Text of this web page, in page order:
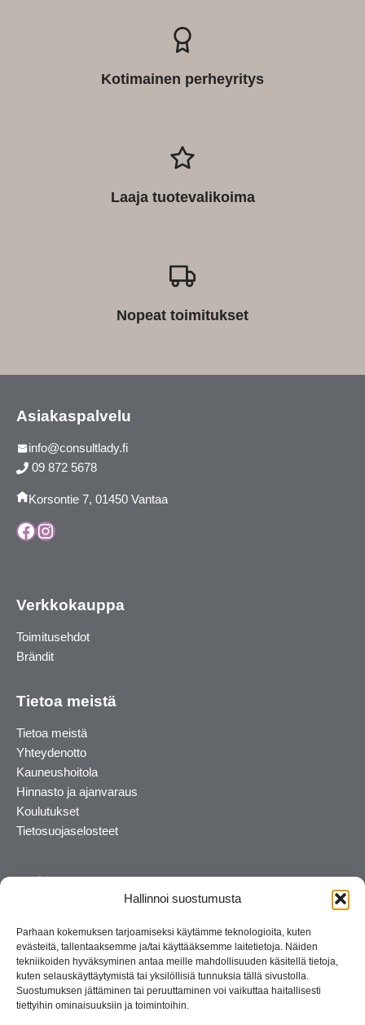
Hallinnoi suostumusta
Parhaan kokemuksen tarjoamiseksi käytämme teknologioita, kuten
evästeitä, tallentaaksemme ja/tai käyttääksemme laitetietoja. Näiden
tekniikoiden hyväksyminen antaa meille mahdollisuuden käsitellä tietoja,
kuten selauskäyttäytymistä tai yksilöllisiä tunnuksia tällä sivustolla.
Suostumuksen jättäminen tai peruuttaminen voi vaikuttaa haitallisesti
tiettyihin ominaisuuksiin ja toimintoihin.
Kotimainen perheyritys
Laaja tuotevalikoima
Nopeat toimitukset
Asiakaspalvelu
info@consultlady.fi
09 872 5678
Korsontie 7, 01450 Vantaa
Facebook
Instagram
Verkkokauppa
Toimitusehdot
Brändit
Tietoa meistä
Tietoa meistä
Yhteydenotto
Kauneushoitola
Hinnasto ja ajanvaraus
Koulutukset
Tietosuojaselosteet